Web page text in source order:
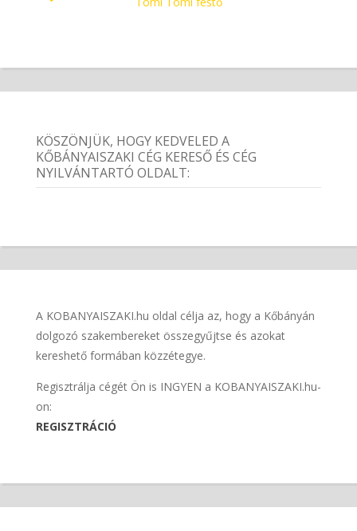
KÖSZÖNJÜK, HOGY KEDVELED A
KŐBÁNYAISZAKI CÉG KERESŐ ÉS CÉG
NYILVÁNTARTÓ OLDALT:
A KOBANYAISZAKI.hu oldal célja az, hogy a Kőbányán
dolgozó szakembereket összegyűjtse és azokat
kereshető formában közzétegye.
Regisztrálja cégét Ön is INGYEN a KOBANYAISZAKI.hu-
on:
REGISZTRÁCIÓ